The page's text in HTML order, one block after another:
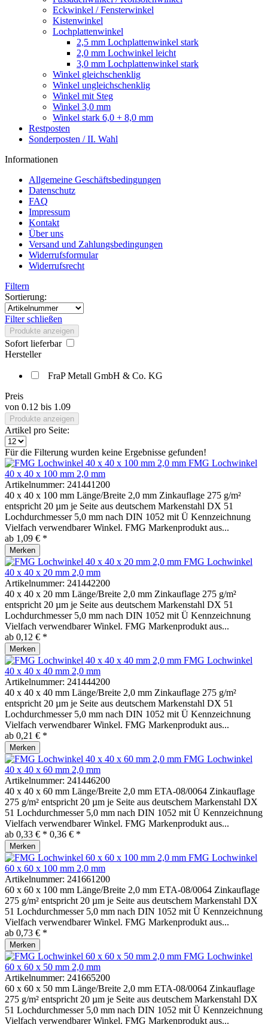
Eckwinkel / Fensterwinkel
Kistenwinkel
Lochplattenwinkel
2,5 mm Lochplattenwinkel stark
2,0 mm Lochwinkel leicht
3,0 mm Lochplattenwinkel stark
Winkel gleichschenklig
Winkel ungleichschenklig
Winkel mit Steg
Winkel 3,0 mm
Winkel stark 6,0 + 8,0 mm
Restposten
Sonderposten / II. Wahl
Informationen
Allgemeine Geschäftsbedingungen
Datenschutz
FAQ
Impressum
Kontakt
Über uns
Versand und Zahlungsbedingungen
Widerrufsformular
Widerrufsrecht
Filtern
Sortierung:
Filter schließen
Produkte anzeigen
Sofort lieferbar
Hersteller
FraP Metall GmbH & Co. KG
Preis
von 0.12 bis 1.09
Produkte anzeigen
Artikel pro Seite:
Für die Filterung wurden keine Ergebnisse gefunden!
FMG Lochwinkel
40 x 40 x 100 mm 2,0 mm
Artikelnummer: 241441200
40 x 40 x 100 mm Länge/Breite 2,0 mm Zinkauflage 275 g/m²
entspricht 20 µm je Seite aus deutschem Markenstahl DX 51
Lochdurchmesser 5,0 mm nach DIN 1052 mit Ü Kennzeichnung
Vielfach verwendbarer Winkel. FMG Markenprodukt aus...
ab 1,09 € *
Merken
FMG Lochwinkel
40 x 40 x 20 mm 2,0 mm
Artikelnummer: 241442200
40 x 40 x 20 mm Länge/Breite 2,0 mm Zinkauflage 275 g/m²
entspricht 20 µm je Seite aus deutschem Markenstahl DX 51
Lochdurchmesser 5,0 mm nach DIN 1052 mit Ü Kennzeichnung
Vielfach verwendbarer Winkel. FMG Markenprodukt aus...
ab 0,12 € *
Merken
FMG Lochwinkel
40 x 40 x 40 mm 2,0 mm
Artikelnummer: 241444200
40 x 40 x 40 mm Länge/Breite 2,0 mm Zinkauflage 275 g/m²
entspricht 20 µm je Seite aus deutschem Markenstahl DX 51
Lochdurchmesser 5,0 mm nach DIN 1052 mit Ü Kennzeichnung
Vielfach verwendbarer Winkel. FMG Markenprodukt aus...
ab 0,21 € *
Merken
FMG Lochwinkel
40 x 40 x 60 mm 2,0 mm
Artikelnummer: 241446200
40 x 40 x 60 mm Länge/Breite 2,0 mm ETA-08/0064 Zinkauflage
275 g/m² entspricht 20 µm je Seite aus deutschem Markenstahl DX
51 Lochdurchmesser 5,0 mm nach DIN 1052 mit Ü Kennzeichnung
Vielfach verwendbarer Winkel. FMG Markenprodukt aus...
ab 0,33 € * 0,36 € *
Merken
FMG Lochwinkel
60 x 60 x 100 mm 2,0 mm
Artikelnummer: 241661200
60 x 60 x 100 mm Länge/Breite 2,0 mm ETA-08/0064 Zinkauflage
275 g/m² entspricht 20 µm je Seite aus deutschem Markenstahl DX
51 Lochdurchmesser 5,0 mm nach DIN 1052 mit Ü Kennzeichnung
Vielfach verwendbarer Winkel. FMG Markenprodukt aus...
ab 0,73 € *
Merken
FMG Lochwinkel
60 x 60 x 50 mm 2,0 mm
Artikelnummer: 241665200
60 x 60 x 50 mm Länge/Breite 2,0 mm ETA-08/0064 Zinkauflage
275 g/m² entspricht 20 µm je Seite aus deutschem Markenstahl DX
51 Lochdurchmesser 5,0 mm nach DIN 1052 mit Ü Kennzeichnung
Vielfach verwendbarer Winkel. FMG Markenprodukt aus...